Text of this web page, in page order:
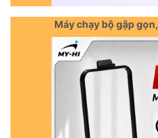
Máy chạy bộ gập